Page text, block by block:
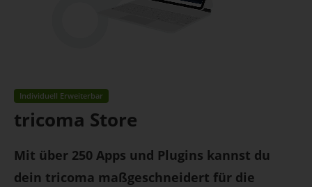
Individuell Erweiterbar
tricoma Store
Mit über 250 Apps und Plugins kannst du
dein tricoma maßgeschneidert für die